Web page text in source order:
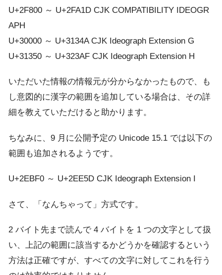
U+2F800 ～ U+2FA1D CJK COMPATIBILITY IDEOGR
APH
U+30000 ～ U+3134A CJK Ideograph Extension G
U+31350 ～ U+323AF CJK Ideograph Extension H
いただいた情報の情報元が分からなかったもので、も
し意図的に漢字の範囲を追加している場合は、その詳
細を教えていただけると助かります。
ちなみに、9 月に公開予定の Unicode 15.1 では以下の
範囲も追加されるようです。
U+2EBF0 ～ U+2EE5D CJK Ideograph Extension I
さて、「なんちゃって」方式です。
2 バイト先まで読んで 4 バイトを 1 つの文字として扱
い、上記の範囲に該当するかどうかを確認するという
方法は正確ですが、すべての文字に対してこれを行う